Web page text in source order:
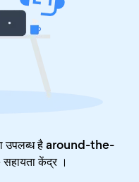
उपलब्ध है around-the-
सहायता केंद्र।